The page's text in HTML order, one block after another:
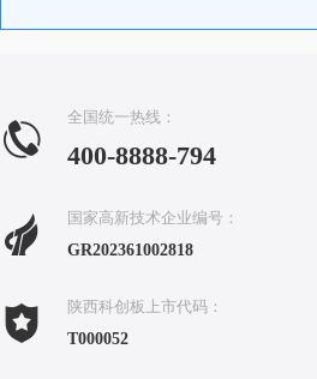
全国统一热线：
400-8888-794
国家高新技术企业编号：
GR202361002818
陕西科创板上市代码：
T000052